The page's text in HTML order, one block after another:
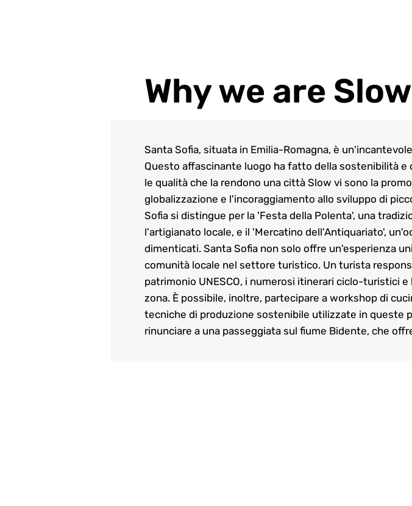
Why we are Slow
Santa Sofia, situata in Emilia-Romagna, è
Questo affascinante luogo ha fatto della sostenibilità
le qualità che la rendono una città Slow vi sono la
globalizzazione e l'incoraggiamento allo sviluppo di
Sofia si distingue per la 'Festa della Polenta', una
l'artigianato locale, e il 'Mercatino dell'Antiquariato',
dimenticati. Santa Sofia non solo offre un'esperienza
comunità locale nel settore turistico. Un turista
patrimonio UNESCO, i numerosi itinerari ciclo-turistici
zona. È possibile, inoltre, partecipare a workshop di
tecniche di produzione sostenibile utilizzate in queste
rinunciare a una passeggiata sul fiume Bidente, che